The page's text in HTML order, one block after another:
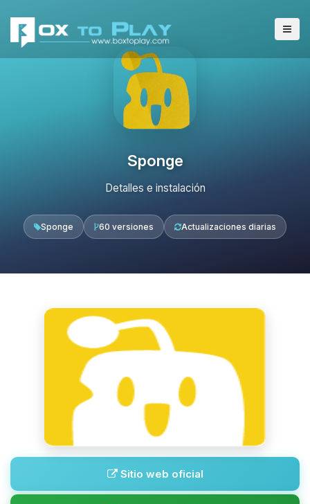
Sponge
Detalles e instalación
Sponge 60 versiones Actualizaciones diarias
Sitio web oficial